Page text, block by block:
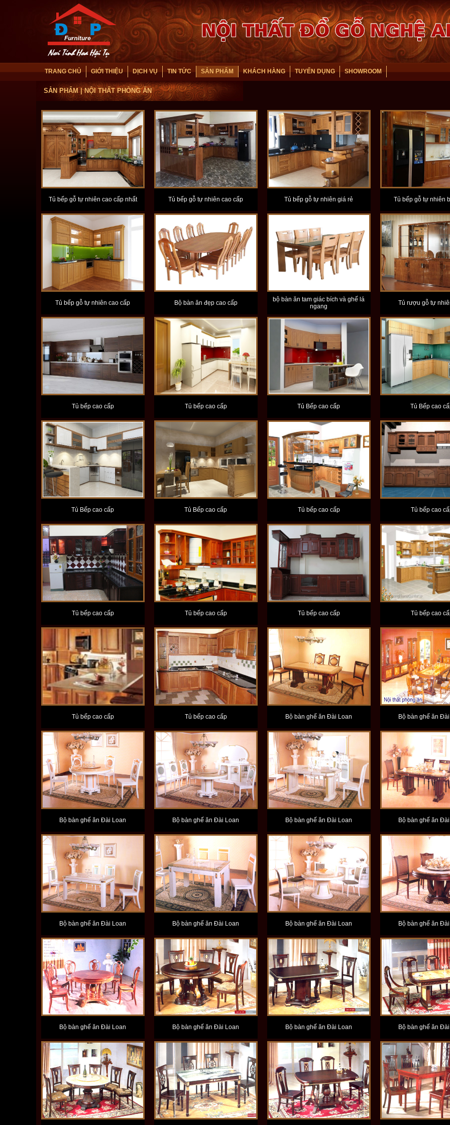
TRANG CHỦ GIỚI THIỆU DỊCH VỤ TIN TỨC SẢN PHẨM KHÁCH HÀNG TUYỂN DỤNG SHOWROOM
SẢN PHẨM| NỘI THẤT PHÒNG ĂN
Tủ bếp gỗ tự nhiên cao cấp nhất Tủ bếp gỗ tự nhiên cao cấp Tủ bếp gỗ tự nhiên giá rẻ Tủ bếp gỗ tự nhiên
Tủ bếp gỗ tự nhiên cao cấp Bộ bàn ăn đẹp cao cấp
bộ bàn ăn tam giác bích và ghế lá
ngang
Tủ rượu gỗ tự
Tủ bếp cao cấp Tủ bếp cao cấp Tủ Bếp cao cấp Tủ Bếp cao
Tủ Bếp cao cấp Tủ Bếp cao cấp Tủ bếp cao cấp Tủ bếp cao
Tủ bếp cao cấp Tủ bếp cao cấp Tủ bếp cao cấp Tủ bếp cao
Tủ bếp cao cấp Tủ bếp cao cấp Bộ bàn ghế ăn Đài Loan Bộ bàn ghế ăn
Bộ bàn ghế ăn Đài Loan Bộ bàn ghế ăn Đài Loan Bộ bàn ghế ăn Đài Loan Bộ bàn ghế ăn
Bộ bàn ghế ăn Đài Loan Bộ bàn ghế ăn Đài Loan Bộ bàn ghế ăn Đài Loan Bộ bàn ghế ăn
Bộ bàn ghế ăn Đài Loan Bộ bàn ghế ăn Đài Loan Bộ bàn ghế ăn Đài Loan Bộ bàn ghế ăn